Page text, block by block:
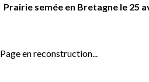
Prairie semée en Bretagne le 25
Page en reconstruction...